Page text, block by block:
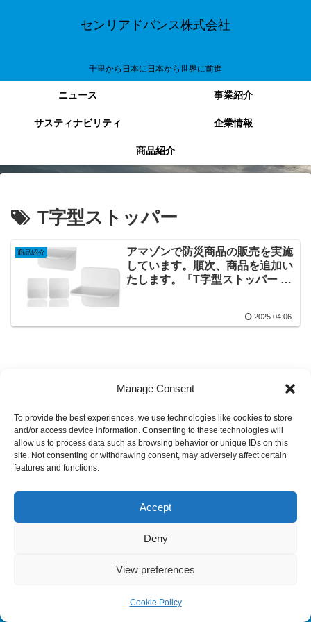
Manage Consent
To provide the best experiences, we use technologies like cookies to store
and/or access device information. Consenting to these technologies will
allow us to process data such as browsing behavior or unique IDs on this
site. Not consenting or withdrawing consent, may adversely affect certain
features and functions.
Accept
Deny
View preferences
Cookie Policy
センリアドバンス株式会社
千里から日本に日本から世界に前進
ニュース 事業紹介
サスティナビリティ 企業情報
商品紹介
T字型ストッパー
商品紹介
アマゾンで防災商品の販売を実施
しています。順次、商品を追加い
たします。「T字型ストッパー 2
2025.04.06